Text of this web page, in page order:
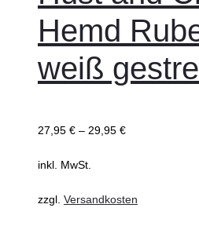
Varianten
auf.
Die
der
Hemd
weiß
27,95 € – 29,95 €
inkl. MwSt.
zzgl. Versandkosten